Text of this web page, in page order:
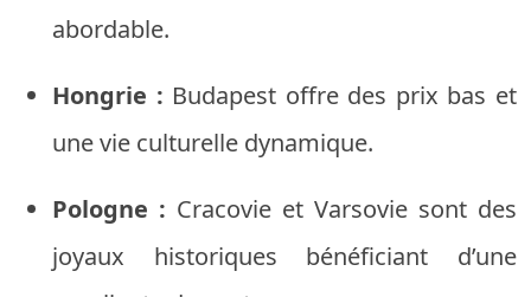
abordable.
Hongrie : Budapest offre des prix bas et
une vie culturelle dynamique.
Pologne : Cracovie et Varsovie sont des
joyaux historiques bénéficiant d’une